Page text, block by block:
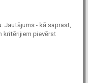
Jautājums - kā saprast,
kritērijiem pievērst